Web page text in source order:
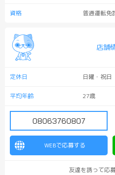
資格 普通運転免
店舗
定休日 日曜・祝日
平均年齢 27歳
08063760807
WEBで応募する
友達を誘って応